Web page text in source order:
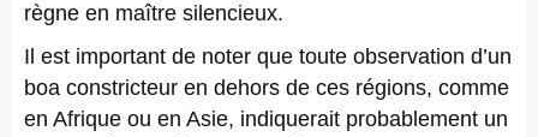
règne en maître silencieux.
Il est important de noter que toute observation d’un
boa constricteur en dehors de ces régions, comme
en Afrique ou en Asie, indiquerait probablement un